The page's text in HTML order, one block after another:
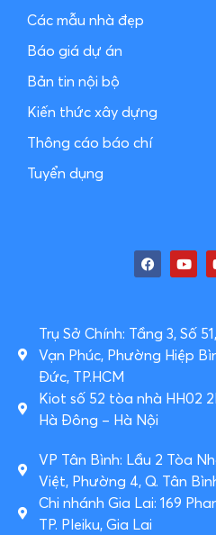
Các mẫu nhà đẹp
Báo giá dự án
Bản tin nội bộ
Kiến thức xây dựng
Thông cáo báo chí
Tuyển dụng
Trụ Sở Chính: Tầng 3, Số
Vạn Phúc, Phường Hiệp
Đức, TP.HCM
Kiot số 52 tòa nhà HH02
Hà Đông – Hà Nội
VP Tân Bình: Lầu 2 Tòa
Việt, Phường 4, Q. Tân
Chi nhánh Gia Lai: 169
TP. Pleiku, Gia Lai